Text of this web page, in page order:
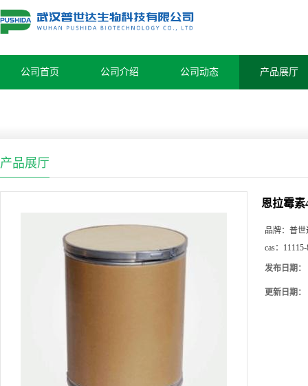
公司首页 公司介绍 公司动态 产品展厅
产品展厅
恩拉霉
品牌： 普世
cas：
发布日期：
更新日期：